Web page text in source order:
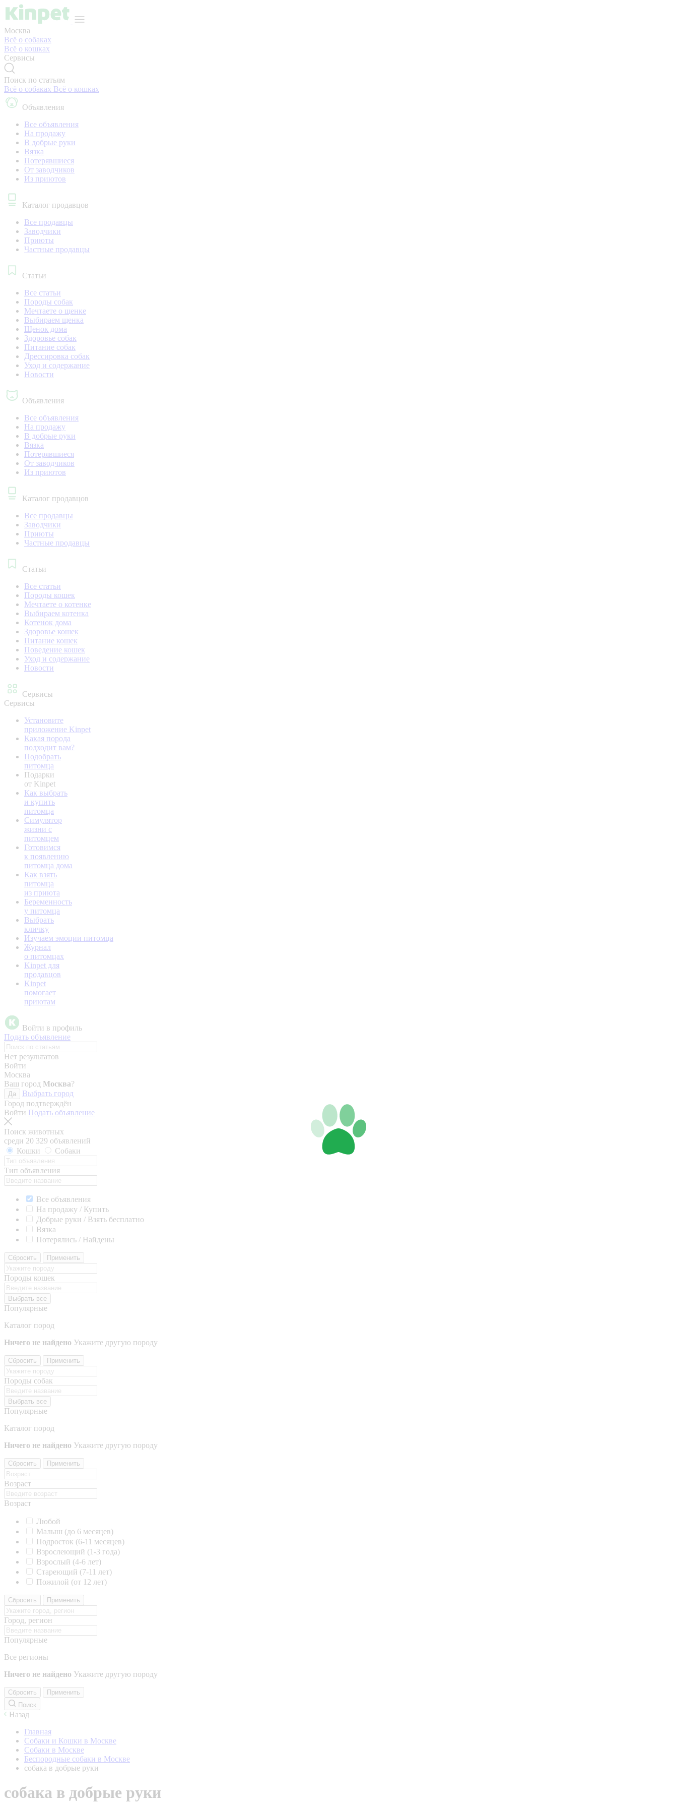
Москва
Всё о собаках
Всё о кошках
Сервисы
Поиск по статьям
Всё о собаках Всё о кошках
Объявления
Все объявления
На продажу
В добрые руки
Вязка
Потерявшиеся
От заводчиков
Из приютов
Каталог продавцов
Все продавцы
Заводчики
Приюты
Частные продавцы
Статьи
Все статьи
Породы собак
Мечтаете о щенке
Выбираем щенка
Щенок дома
Здоровье собак
Питание собак
Дрессировка собак
Уход и содержание
Новости
Объявления
Все объявления
На продажу
В добрые руки
Вязка
Потерявшиеся
От заводчиков
Из приютов
Каталог продавцов
Все продавцы
Заводчики
Приюты
Частные продавцы
Статьи
Все статьи
Породы кошек
Мечтаете о котенке
Выбираем котенка
Котенок дома
Здоровье кошек
Питание кошек
Поведение кошек
Уход и содержание
Новости
Сервисы
Сервисы
Установите
приложение Kinpet
Какая порода
подходит вам?
Подобрать
питомца
Подарки
от Kinpet
Как выбрать
и купить
питомца
Симулятор
жизни с
питомцем
Готовимся
к появлению
питомца дома
Как взять
питомца
из приюта
Беременность
у питомца
Выбрать
кличку
Изучаем эмоции питомца
Журнал
о питомцах
Kinpet для
продавцов
Kinpet
помогает
приютам
Войти в профиль
Подать объявление
Нет результатов
Войти
Москва
Ваш город Москва?
Да
Выбрать город
Город подтверждён
Войти Подать объявление
Поиск животных
среди 20 329 объявлений
Кошки
Собаки
Тип объявления
Все объявления
На продажу / Купить
Добрые руки / Взять бесплатно
Вязка
Потерялись / Найдены
Сбросить Применить
Породы кошек
Выбрать все
Популярные
Каталог пород
Ничего не найдено Укажите другую породу
Сбросить Применить
Породы собак
Выбрать все
Популярные
Каталог пород
Ничего не найдено Укажите другую породу
Сбросить Применить
Возраст
Возраст
Любой
Малыш (до 6 месяцев)
Подросток (6-11 месяцев)
Взрослеющий (1-3 года)
Взрослый (4-6 лет)
Стареющий (7-11 лет)
Пожилой (от 12 лет)
Сбросить Применить
Город, регион
Популярные
Все регионы
Ничего не найдено Укажите другую породу
Сбросить
Применить
Поиск
Назад
Главная
Собаки и Кошки в Москве
Собаки в Москве
Беспородные собаки в Москве
собака в добрые руки
собака в добрые руки